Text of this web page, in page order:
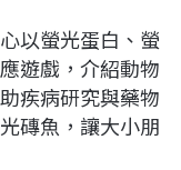
以螢光蛋白、螢
遊戲，介紹動物
疾病研究與藥物
磚魚，讓大小朋